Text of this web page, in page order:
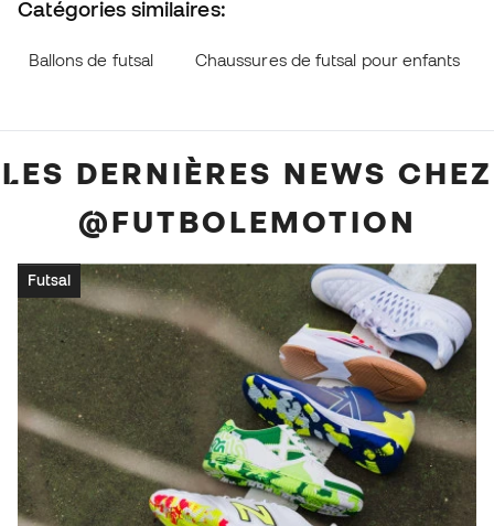
Catégories similaires:
Ballons de futsal Chaussures de futsal pour enfants
LES DERNIÈRES NEWS CHEZ
@FUTBOLEMOTION
Futsal